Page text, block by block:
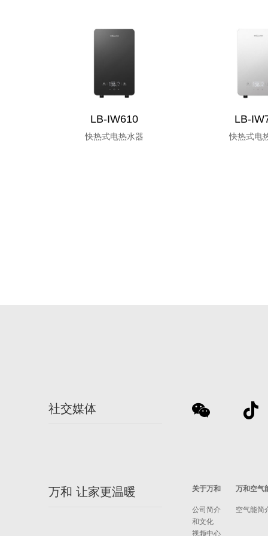
LB-IW610
快热式电热水器
LB-
快热式电
社交媒体
万和 让家更温暖 关于万和
公司简介
和文化
视频中心
万和空气
空气能简